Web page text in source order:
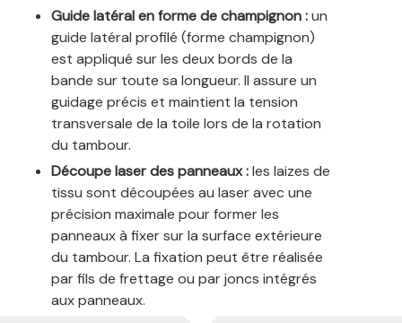
Guide latéral en forme de champignon :un
guide latéral profilé (forme champignon)
est appliqué sur les deux bords de la
bande sur toute sa longueur. Il assure un
guidage précis et maintient la tension
transversale de la toile lors de la rotation
du tambour.
Découpe laser des panneaux :les laizes de
tissu sont découpées au laser avec une
précision maximale pour former les
panneaux à fixer sur la surface extérieure
du tambour. La fixation peut être réalisée
par fils de frettage ou par joncs intégrés
aux panneaux.